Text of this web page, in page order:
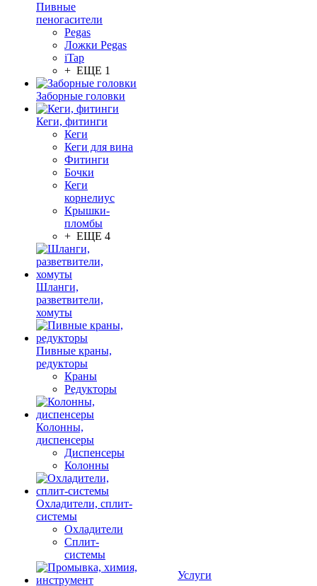
Пивные
пеногасители
Pegas
Ложки Pegas
iTap
+ ЕЩЕ 1
Заборные головки
Кеги, фитинги
Кеги
Кеги для вина
Фитинги
Бочки
Кеги
корнелиус
Крышки-
пломбы
+ ЕЩЕ 4
Шланги,
разветвители,
хомуты
Пивные краны,
редукторы
Краны
Редукторы
Колонны,
диспенсеры
Диспенсеры
Колонны
Охладители, сплит-
системы
Охладители
Сплит-
системы
Услуги